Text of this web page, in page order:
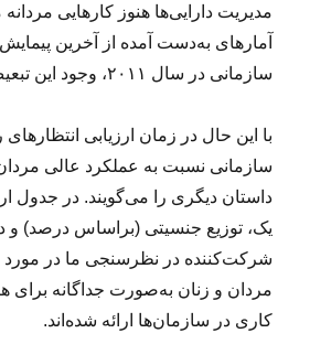
مدیریت دارایی‌ها هنوز کارهایی
سازمانی در سال ۲۰۱۱، وجود این تبعیض را تأیید می‌کنند.
با این حال در زمان ارزیابی
سازمانی نسبت به عملکرد عالی مردان
داستان دیگری را می‌گویند. در جدول
یک، توزیع جنسیتی (براساس درصد) و
شرکت‌کننده در نظرسنجی ما در مورد
کاری در سازمان‌ها ارائه شده‌اند.